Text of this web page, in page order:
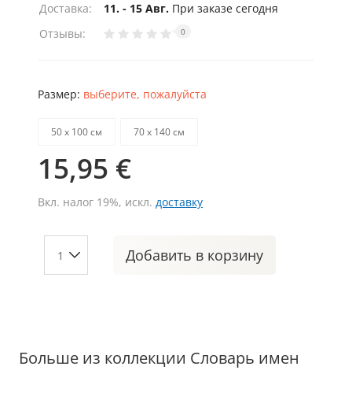
Доставка:
11. - 15 Авг. При заказе сегодня
Отзывы:
0
Размер: выберите, пожалуйста
50 х 100 см 70 х 140 см
15,95 €
Вкл. налог 19%, искл. доставку
Добавить в корзину
Больше из коллекции Словарь имен